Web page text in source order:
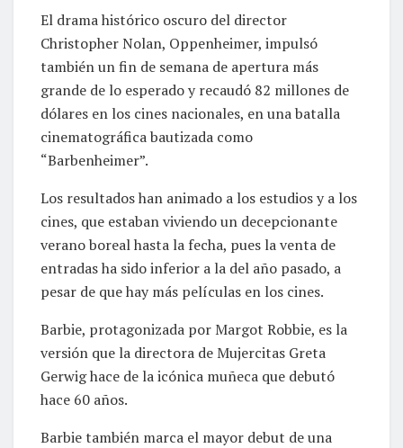
El drama histórico oscuro del director
Christopher Nolan, Oppenheimer, impulsó
también un fin de semana de apertura más
grande de lo esperado y recaudó 82 millones de
dólares en los cines nacionales, en una batalla
cinematográfica bautizada como
“Barbenheimer”.
Los resultados han animado a los estudios y a los
cines, que estaban viviendo un decepcionante
verano boreal hasta la fecha, pues la venta de
entradas ha sido inferior a la del año pasado, a
pesar de que hay más películas en los cines.
Barbie, protagonizada por Margot Robbie, es la
versión que la directora de Mujercitas Greta
Gerwig hace de la icónica muñeca que debutó
hace 60 años.
Barbie también marca el mayor debut de una